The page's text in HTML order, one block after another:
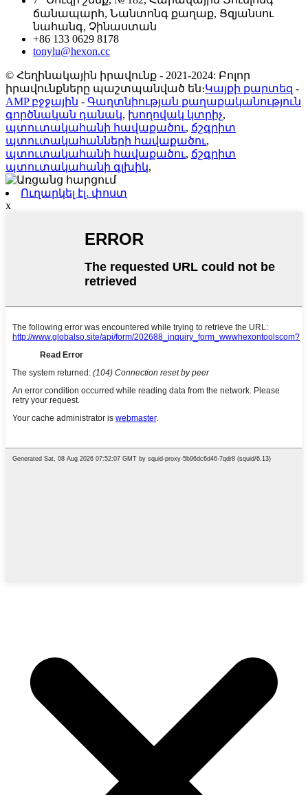
ճանապարհ, Նանտոնգ քաղաք, Ցզյանսու
նահանգ, Չինաստան
+86 133 0629 8178
tonylu@hexon.cc
© Հեղինակային իրավունք - 2021-2024: Բոլոր
իրավունքները պաշտպանված են։Կայքի քարտեզ -
AMP բջջային - Գաղտնիության քաղաքականություն
գործնական դանակ, խողովակ կտրիչ,
պտուտակահանի հավաքածու, ճշգրիտ
պտուտակահանների հավաքածու,
պտուտակահանի հավաքածու, ճշգրիտ
պտուտակահանի գլխիկ,
Ուղարկել էլ. փոստ
x